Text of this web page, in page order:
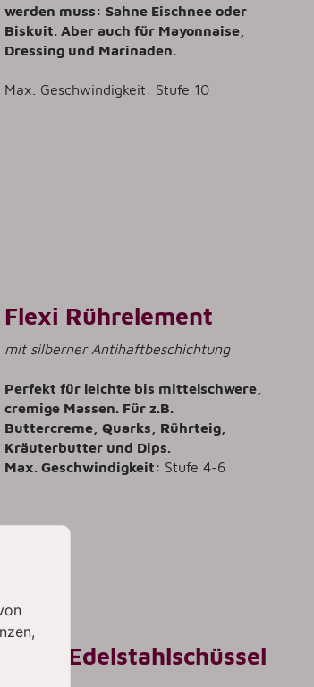
werden muss: Sahne Eischnee oder
Biskuit. Aber auch für Mayonnaise,
Dressing und Marinaden.
Max. Geschwindigkeit: Stufe 10
Flexi Rührelement
mit silberner Antihaftbeschichtung
Perfekt für leichte bis mittelschwere,
cremige Massen. Für z.B.
Buttercreme, Quarks, Rührteig,
Kräuterbutter und Dips.
Max. Geschwindigkeit: Stufe 4-6
2,8 L Edelstahlschüssel